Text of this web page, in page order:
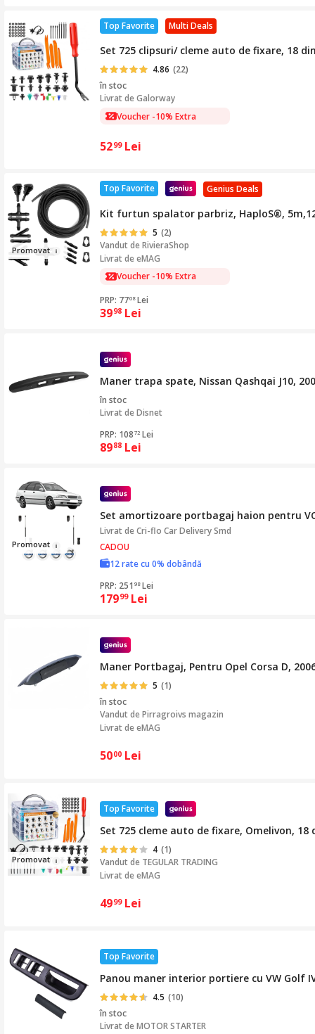
Multi Deals
Top Favorite
Set 725 clipsuri/ cleme auto de fixare, 18
4.86 (22)
în stoc
Livrat deGalorway
Voucher -10% Extra
5299 Lei
Promovat
Genius Deals
Top Favorite
Kit furtun spalator parbriz, HaploS®,
5 (2)
Vandut deRivieraShop
Livrat de eMAG
Voucher -10% Extra
PRP: 7708 Lei
3998 Lei
Maner trapa spate, Nissan Qashqai J10,
în stoc
Livrat deDisnet
PRP: 108 72 Lei
8988 Lei
Promovat
Set amortizoare portbagaj haion pentru
Livrat deCri-flo Car Delivery Smd
CADOU
12 rate cu 0% dobândă
PRP: 251 98 Lei
17999 Lei
Maner Portbagaj, Pentru Opel Corsa D,
5 (1)
în stoc
Vandut dePirragroivs magazin
Livrat de eMAG
5000 Lei
Promovat
Top Favorite
Set 725 cleme auto de fixare, Omelivon,
4 (1)
Vandut de TEGULAR TRADING
Livrat de eMAG
4999 Lei
Top Favorite
Panou maner interior portiere cu VW Golf
4.5 (10)
în stoc
Livrat deMOTOR STARTER